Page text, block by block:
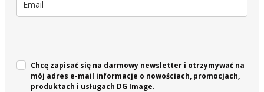
Chcę zapisać się na darmowy newsletter i otrzymywać na
mój adres e-mail informacje o nowościach, promocjach,
produktach i usługach DG Image.